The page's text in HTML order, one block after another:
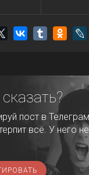
пост в
всё. У него